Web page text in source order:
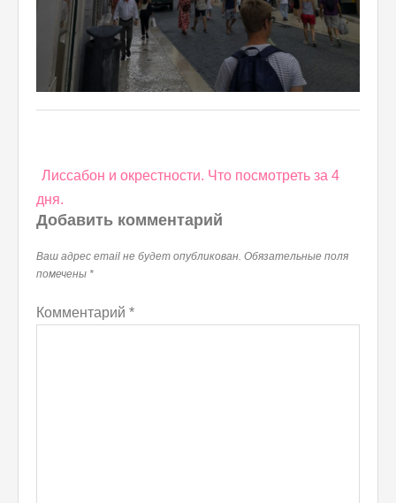
Навигация
по
записям
Лиссабон и окрестности. Что посмотреть за 4
дня.
Добавить комментарий
Ваш адрес email не будет опубликован. Обязательные поля
помечены *
Комментарий *